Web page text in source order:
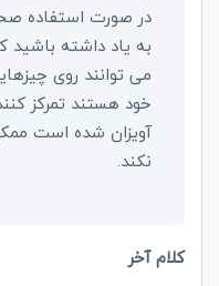
در صورت استفاده
به یاد داشته باشید
می توانند روی
خود هستند تمرکز
آویزان شده است
نکند.
کلام آخر